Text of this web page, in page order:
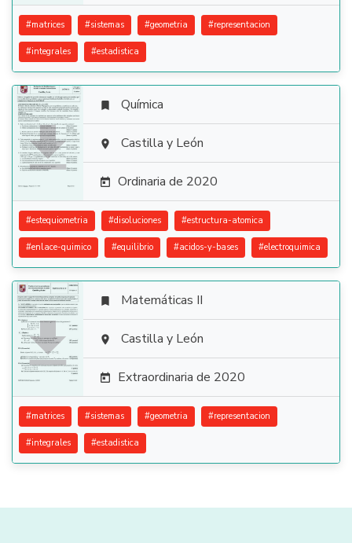
#matrices #sistemas #geometria #representacion
#integrales #estadistica

 Química
 Castilla y León
 Ordinaria de 2020
#estequiometria #disoluciones #estructura-atomica
#enlace-quimico #equilibrio #acidos-y-bases #electroquimica

 Matemáticas II
 Castilla y León
 Extraordinaria de 2020
#matrices #sistemas #geometria #representacion
#integrales #estadistica